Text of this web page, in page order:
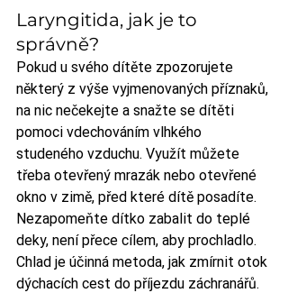
Laryngitida, jak je to
správně?
Pokud u svého dítěte zpozorujete
některý z výše vyjmenovaných příznaků,
na nic nečekejte a snažte se dítěti
pomoci vdechováním vlhkého
studeného vzduchu. Využít můžete
třeba otevřený mrazák nebo otevřené
okno v zimě, před které dítě posadíte.
Nezapomeňte dítko zabalit do teplé
deky, není přece cílem, aby prochladlo.
Chlad je účinná metoda, jak zmírnit otok
dýchacích cest do příjezdu záchranářů.